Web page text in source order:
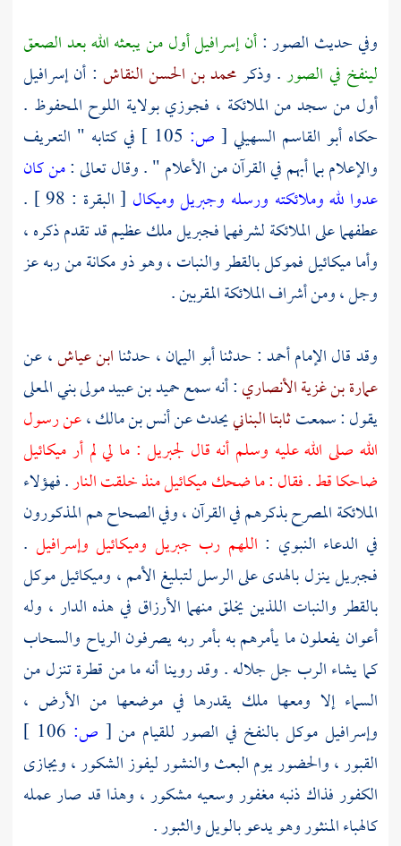
وفي حديث الصور :أنإسرافيلأول من يبعثه الله بعد الصعق
لينفخ في الصور. وذكرمحمد بن الحسن النقاش : أنإسرافيل
أول من سجد من الملائكة ، فجوزي بولاية اللوح المحفوظ .
حكاهأبو القاسم السهيلي [ ص:
في كتابه " التعريف
والإعلام بما أبهم في القرآن من الأعلام " . وقال تعالى :من كان
عدوا لله وملائكته ورسله وجبريل وميكال
[ البقرة : 98 ] .
عطفهما على الملائكة لشرفهمافجبريلملك عظيم قد تقدم ذكره ،
وأماميكائيلفموكل بالقطر والنبات ، وهو ذو مكانة من ربه عز
وجل ، ومن أشراف الملائكة المقربين .
وقد قال الإمامأحمد: حدثناأبو اليمان، حدثناابن عياش، عن
عمارة بن غزية الأنصاري: أنه سمعحميد بن عبيد مولى بني المعلى
يقول : سمعتثابتا البنانييحدث عنأنس بن مالك،عن رسول
الله صلى الله عليه وسلم أنه قال لجبريل : ما لي لم أرميكائيل
ضاحكا قط . فقال : ما ضحكميكائيلمنذ خلقت النار. فهؤلاء
الملائكة المصرح بذكرهم في القرآن ، وفي الصحاح هم المذكورون
في الدعاء النبوي : اللهم رب جبريل وميكائيل وإسرافيل .
فجبريلينزل بالهدى على الرسل لتبليغ الأمم ، وميكائيلموكل
بالقطر والنبات اللذين يخلق منهما الأرزاق في هذه الدار ، وله
أعوان يفعلون ما يأمرهم به بأمر ربه يصرفون الرياح والسحاب
كما يشاء الرب جل جلاله . وقد روينا أنه ما من قطرة تنزل من
السماء إلا ومعها ملك يقدرها في موضعها من الأرض ،
وإسرافيل موكل بالنفخ في الصور للقيام من [ ص:
القبور ، والحضور يوم البعث والنشور ليفوز الشكور ، ويجازى
الكفور فذاك ذنبه مغفور وسعيه مشكور ، وهذا قد صار عمله
كالهباء المنثور وهو يدعو بالويل والثبور .